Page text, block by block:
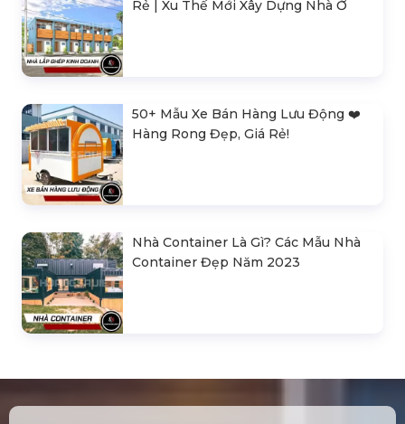
Rẻ | Xu Thế Mới Xây Dựng Nhà Ở
50+ Mẫu Xe Bán Hàng Lưu Động ❤️️
Hàng Rong Đẹp, Giá Rẻ!
Nhà Container Là Gì? Các Mẫu Nhà
Container Đẹp Năm 2023